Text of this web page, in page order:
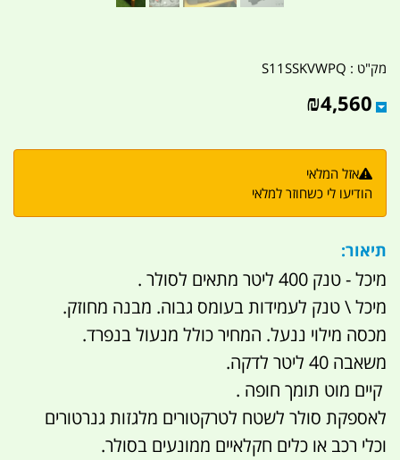
מק"ט : S11SSKVWPQ
₪4,560
אזל המלאי
הודיעו לי כשחוזר למלאי
תיאור:
מיכל - טנק 400 ליטר מתאים לסולר .
מיכל \ טנק לעמידות בעומס גבוה. מבנה מחוזק.
מכסה מילוי ננעל. המחיר כולל מנעול בנפרד.
משאבה 40 ליטר לדקה.
קיים מוט תומך חופה .
לאספקת סולר לשטח לטרקטורים מלגזות גנרטורים
וכלי רכב או כלים חקלאיים ממונעים בסולר.